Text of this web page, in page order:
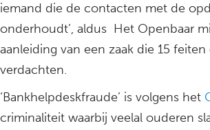
iemand die de contacten met de
onderhoudt’, aldus Het Openbaar
aanleiding van een zaak die 15
verdachten.
‘Bankhelpdeskfraude’ is volgens het
criminaliteit waarbij veelal ouderen